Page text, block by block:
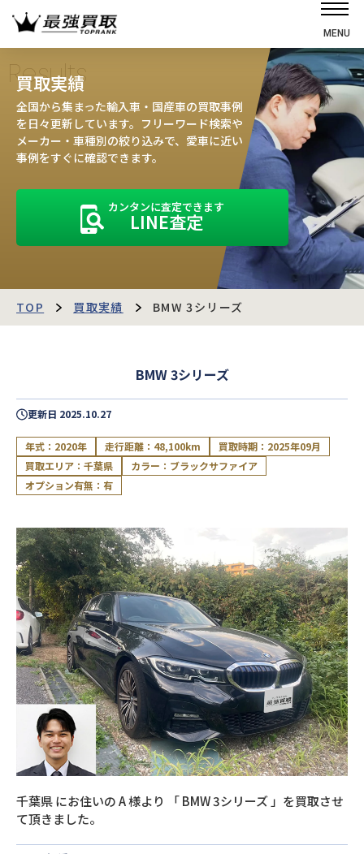
MENU
選ばれる理由
高価買取の仕組み
売却の流れ
お客様の声
運営会社
最強買取マガジン
閉じる
Results
買取実績
全国から集まった輸入車・国産車の買取事例
を日々更新しています。フリーワード検索や
メーカー・車種別の絞り込みで、愛車に近い
事例をすぐに確認できます。
カンタンに査定できます
LINE査定
TOP 買取実績 BMW 3シリーズ
BMW 3シリーズ
更新日 2025.10.27
年式：2020年 走行距離：48,100km
買取時期：2025年09月
買取エリア：千葉県
カラー：ブラックサファイア
オプション有無：有
千葉県にお住いのA様より 「BMW 3シリーズ 」を買取させ
て頂きました。